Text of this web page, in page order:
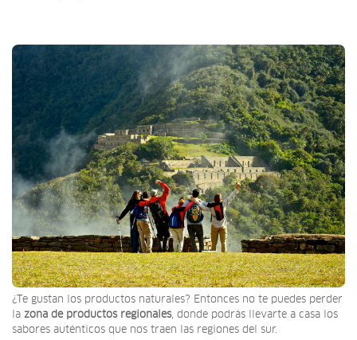
¿Te gustan los productos naturales? Entonces no te puedes perder
la zona de productos regionales, donde podrás llevarte a casa los
sabores auténticos que nos traen las regiones del sur.